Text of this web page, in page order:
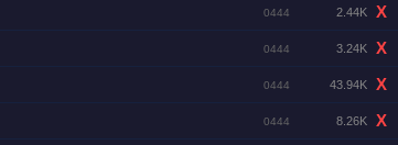
0444 2.44K
X
0444 3.24K
X
0444 43.94K
X
0444 8.26K
X